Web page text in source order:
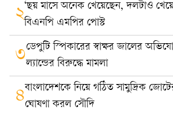
২‘ছয় মাসে অনেক খেয়েছেন, দলটাও খেয়ে
বিএনপি এমপির পোস্ট
৩ডেপুটি স্পিকারের স্বাক্ষর জালের
ল্যান্ডের বিরুদ্ধে মামলা
৪বাংলাদেশকে নিয়ে গঠিত সামুদ্রিক
ঘোষণা করল সৌদি